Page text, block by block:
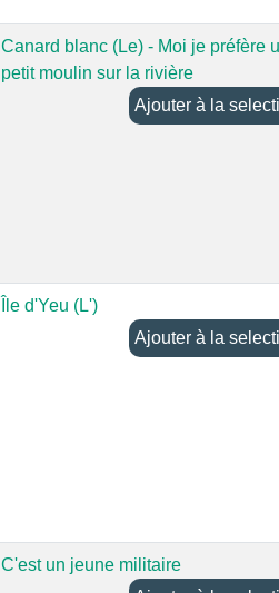
Canard blanc (Le) - Moi je préfère
petit moulin sur la rivière
Ajouter à la
Île d'Yeu (L')
Ajouter à la
C'est un jeune militaire